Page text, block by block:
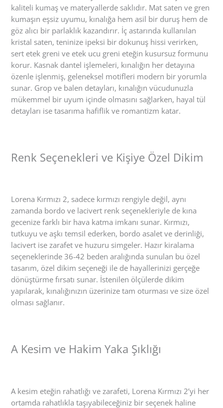
kaliteli kumaş ve materyallerde saklıdır. Mat saten ve gren
kumaşın eşsiz uyumu, kınalığa hem asil bir duruş hem de
göz alıcı bir parlaklık kazandırır. İç astarında kullanılan
kristal saten, teninize ipeksi bir dokunuş hissi verirken,
sert etek greni ve etek ucu greni eteğin kusursuz formunu
korur. Kasnak dantel işlemeleri, kınalığın her detayına
özenle işlenmiş, geleneksel motifleri modern bir yorumla
sunar. Grop ve balen detayları, kınalığın vücudunuzla
mükemmel bir uyum içinde olmasını sağlarken, hayal tül
detayları ise tasarıma hafiflik ve romantizm katar.
Renk Seçenekleri ve Kişiye Özel Dikim
Lorena Kırmızı 2, sadece kırmızı rengiyle değil, aynı
zamanda bordo ve lacivert renk seçenekleriyle de kına
gecenize farklı bir hava katma imkanı sunar. Kırmızı,
tutkuyu ve aşkı temsil ederken, bordo asalet ve derinliği,
lacivert ise zarafet ve huzuru simgeler. Hazır kiralama
seçeneklerinde 36-42 beden aralığında sunulan bu özel
tasarım, özel dikim seçeneği ile de hayallerinizi gerçeğe
dönüştürme fırsatı sunar. İstenilen ölçülerde dikim
yapılarak, kınalığınızın üzerinize tam oturması ve size özel
olması sağlanır.
A Kesim ve Hakim Yaka Şıklığı
A kesim eteğin rahatlığı ve zarafeti, Lorena Kırmızı 2’yi her
ortamda rahatlıkla taşıyabileceğiniz bir seçenek haline